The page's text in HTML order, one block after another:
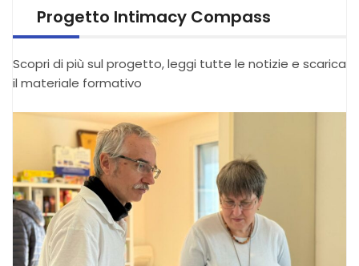
Progetto Intimacy Compass
Scopri di più sul progetto, leggi tutte le notizie e scarica
il materiale formativo